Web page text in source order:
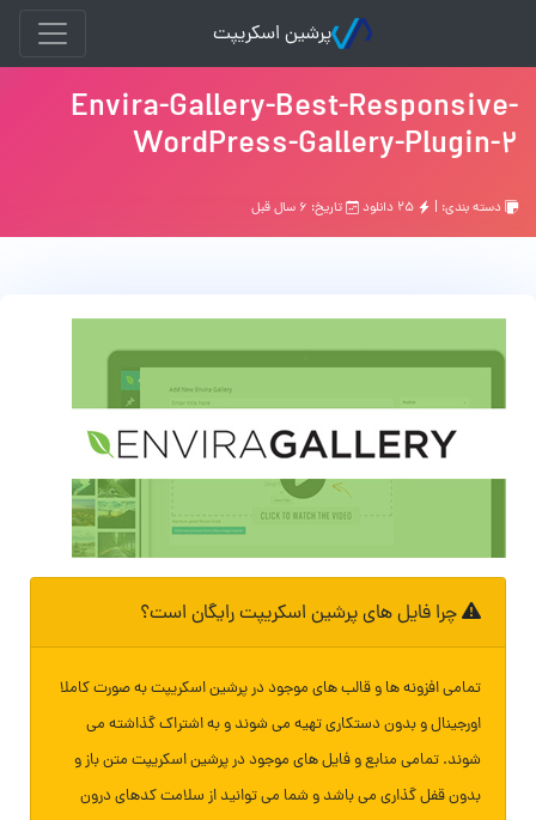
پرشین اسکریپت
Envira-Gallery-Best-Responsive-
WordPress-Gallery-Plugin-2
دسته بندی: | تاریخ: ۶ سال قبل
چرا فایل های پرشین اسکریپت رایگان است؟
تمامی افزونه ها و قالب های موجود در پرشین اسکریپت به صورت کاملا
اورجینال و بدون دستکاری تهیه می شوند و به اشتراک گذاشته می
شوند. تمامی منابع و فایل های موجود در پرشین اسکریپت متن باز و
بدون قفل گذاری می باشد و شما می توانید از سلامت کدهای درون